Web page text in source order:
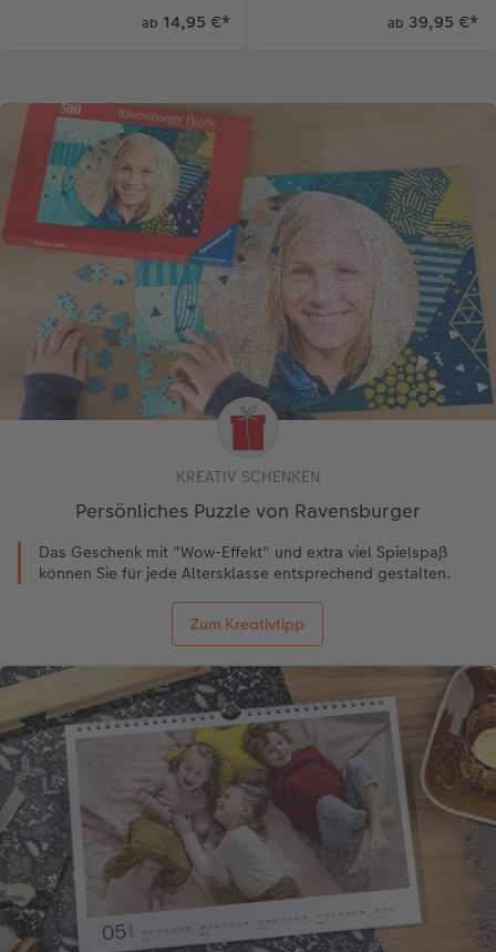
ab 14,95 €* ab 39,95 €*
KREATIV SCHENKEN
Persönliches Puzzle von Ravensburger
Das Geschenk mit "Wow-Effekt" und extra viel Spielspaß
können Sie für jede Altersklasse entsprechend gestalten.
Zum Kreativtipp